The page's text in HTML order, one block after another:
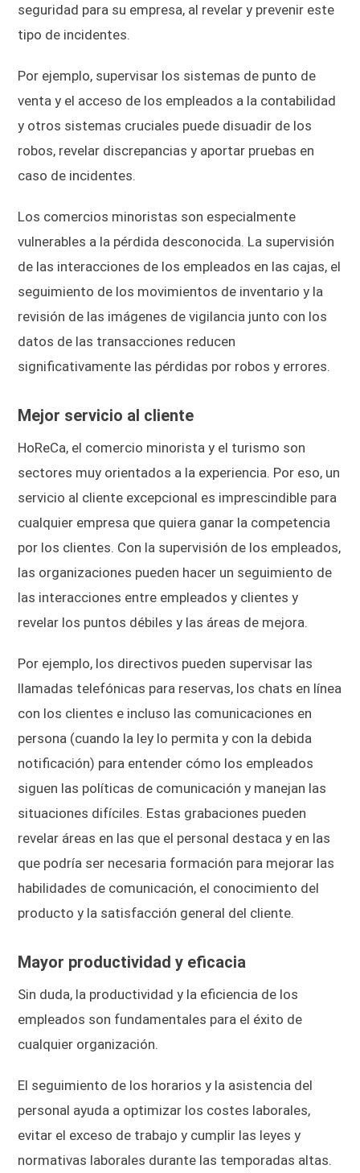
seguridad para su empresa, al revelar y prevenir este
tipo de incidentes.
Por ejemplo, supervisar los sistemas de punto de
venta y el acceso de los empleados a la contabilidad
y otros sistemas cruciales puede disuadir de los
robos, revelar discrepancias y aportar pruebas en
caso de incidentes.
Los comercios minoristas son especialmente
vulnerables a la pérdida desconocida. La supervisión
de las interacciones de los empleados en las cajas, el
seguimiento de los movimientos de inventario y la
revisión de las imágenes de vigilancia junto con los
datos de las transacciones reducen
significativamente las pérdidas por robos y errores.
Mejor servicio al cliente
HoReCa, el comercio minorista y el turismo son
sectores muy orientados a la experiencia. Por eso, un
servicio al cliente excepcional es imprescindible para
cualquier empresa que quiera ganar la competencia
por los clientes. Con la supervisión de los empleados,
las organizaciones pueden hacer un seguimiento de
las interacciones entre empleados y clientes y
revelar los puntos débiles y las áreas de mejora.
Por ejemplo, los directivos pueden supervisar las
llamadas telefónicas para reservas, los chats en línea
con los clientes e incluso las comunicaciones en
persona (cuando la ley lo permita y con la debida
notificación) para entender cómo los empleados
siguen las políticas de comunicación y manejan las
situaciones difíciles. Estas grabaciones pueden
revelar áreas en las que el personal destaca y en las
que podría ser necesaria formación para mejorar las
habilidades de comunicación, el conocimiento del
producto y la satisfacción general del cliente.
Mayor productividad y eficacia
Sin duda, la productividad y la eficiencia de los
empleados son fundamentales para el éxito de
cualquier organización.
El seguimiento de los horarios y la asistencia del
personal ayuda a optimizar los costes laborales,
evitar el exceso de trabajo y cumplir las leyes y
normativas laborales durante las temporadas altas.